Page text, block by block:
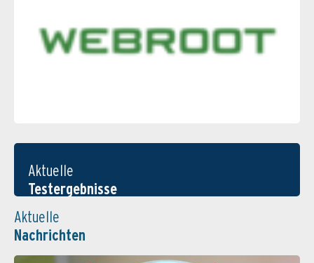
Aktuelle
Testergebnisse
Aktuelle
Nachrichten